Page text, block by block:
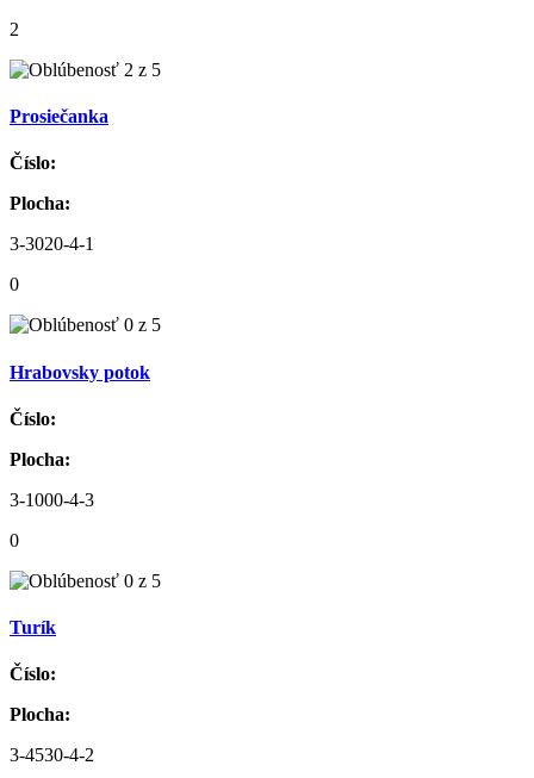
2
Prosiečanka
Číslo:
Plocha:
3-3020-4-1
0
Hrabovsky potok
Číslo:
Plocha:
3-1000-4-3
0
Turík
Číslo:
Plocha:
3-4530-4-2